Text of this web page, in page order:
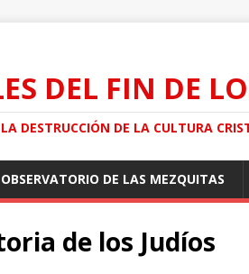
DEL FIN DE
DESTRUCCIÓN DE LA CULTURA
OBSERVATORIO DE LAS MEZQUITAS
de los Judíos